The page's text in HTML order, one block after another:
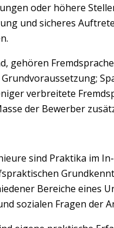
oder höhere
und sicheres
gehören
verbreitete
der Bewerber
sind Praktika im
Bereiche eines
sozialen Fragen der